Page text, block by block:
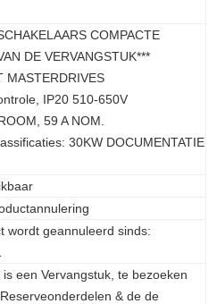
COMPACTE
DE VERVANGSTUK***
MASTERDRIVES
IP20 510-650V
59 A NOM.
30KW DOCUMENTATIE
wordt geannuleerd sinds:
is een Vervangstuk, te bezoeken
& de de